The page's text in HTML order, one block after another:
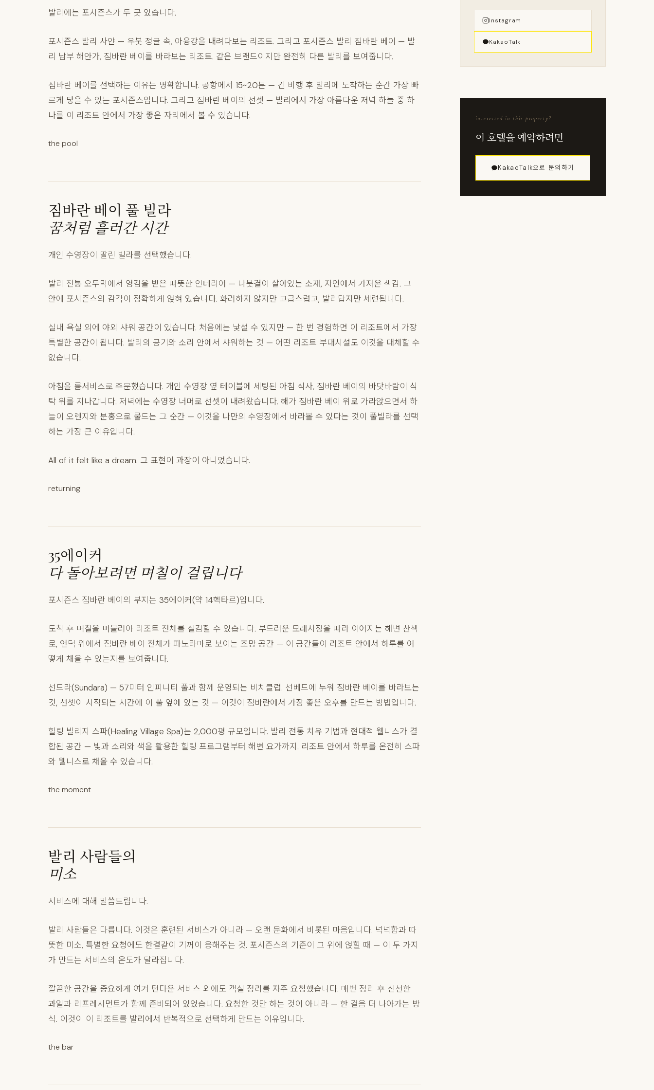
발리에는 포시즌스가 두 곳 있습니다.
포시즌스 발리 사얀 — 우붓 정글 속, 아융강을 내려다보는 리조트. 그리고 포시즌스 발리 짐바란 베이 — 발
리 남부 해안가, 짐바란 베이를 바라보는 리조트. 같은 브랜드이지만 완전히 다른 발리를 보여줍니다.
짐바란 베이를 선택하는 이유는 명확합니다. 공항에서 15~20분 — 긴 비행 후 발리에 도착하는 순간 가장 빠
르게 닿을 수 있는 포시즌스입니다. 그리고 짐바란 베이의 선셋 — 발리에서 가장 아름다운 저녁 하늘 중 하
나를 이 리조트 안에서 가장 좋은 자리에서 볼 수 있습니다.
the pool
짐바란 베이 풀 빌라
꿈처럼 흘러간 시간
개인 수영장이 딸린 빌라를 선택했습니다.
발리 전통 오두막에서 영감을 받은 따뜻한 인테리어 — 나뭇결이 살아있는 소재, 자연에서 가져온 색감. 그
안에 포시즌스의 감각이 정확하게 얹혀 있습니다. 화려하지 않지만 고급스럽고, 발리답지만 세련됩니다.
실내 욕실 외에 야외 샤워 공간이 있습니다. 처음에는 낯설 수 있지만 — 한 번 경험하면 이 리조트에서 가장
특별한 공간이 됩니다. 발리의 공기와 소리 안에서 샤워하는 것 — 어떤 리조트 부대시설도 이것을 대체할 수
없습니다.
아침을 룸서비스로 주문했습니다. 개인 수영장 옆 테이블에 세팅된 아침 식사, 짐바란 베이의 바닷바람이 식
탁 위를 지나갑니다. 저녁에는 수영장 너머로 선셋이 내려왔습니다. 해가 짐바란 베이 위로 가라앉으면서 하
늘이 오렌지와 분홍으로 물드는 그 순간 — 이것을 나만의 수영장에서 바라볼 수 있다는 것이 풀빌라를 선택
하는 가장 큰 이유입니다.
All of it felt like a dream. 그 표현이 과장이 아니었습니다.
returning
35에이커
다 돌아보려면 며칠이 걸립니다
포시즌스 짐바란 베이의 부지는 35에이커(약 14헥타르)입니다.
도착 후 며칠을 머물러야 리조트 전체를 실감할 수 있습니다. 부드러운 모래사장을 따라 이어지는 해변 산책
로, 언덕 위에서 짐바란 베이 전체가 파노라마로 보이는 조망 공간 — 이 공간들이 리조트 안에서 하루를 어
떻게 채울 수 있는지를 보여줍니다.
선드라(Sundara) — 57미터 인피니티 풀과 함께 운영되는 비치클럽. 선베드에 누워 짐바란 베이를 바라보는
것, 선셋이 시작되는 시간에 이 풀 옆에 있는 것 — 이것이 짐바란에서 가장 좋은 오후를 만드는 방법입니다.
힐링 빌리지 스파(Healing Village Spa)는 2,000평 규모입니다. 발리 전통 치유 기법과 현대적 웰니스가 결
합된 공간 — 빛과 소리와 색을 활용한 힐링 프로그램부터 해변 요가까지. 리조트 안에서 하루를 온전히 스파
와 웰니스로 채울 수 있습니다.
the moment
발리 사람들의
미소
서비스에 대해 말씀드립니다.
발리 사람들은 다릅니다. 이것은 훈련된 서비스가 아니라 — 오랜 문화에서 비롯된 마음입니다. 넉넉함과 따
뜻한 미소, 특별한 요청에도 한결같이 기꺼이 응해주는 것. 포시즌스의 기준이 그 위에 얹힐 때 — 이 두 가지
가 만드는 서비스의 온도가 달라집니다.
깔끔한 공간을 중요하게 여겨 턴다운 서비스 외에도 객실 정리를 자주 요청했습니다. 매번 정리 후 신선한
과일과 리프레시먼트가 함께 준비되어 있었습니다. 요청한 것만 하는 것이 아니라 — 한 걸음 더 나아가는 방
식. 이것이 이 리조트를 발리에서 반복적으로 선택하게 만드는 이유입니다.
the bar
Instagram
KakaoTalk
interested in this property?
이 호텔을 예약하려면
KakaoTalk으로 문의하기